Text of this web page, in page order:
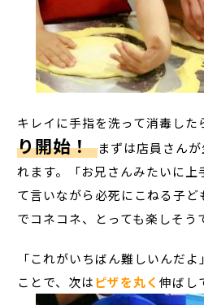
キレイに手指を洗って消毒した
り開始！ まずは店員さん
れます。「お兄さんみたいに上
て言いながら必死にこねる子
でコネコネ、とっても楽しそう
「これがいちばん難しいんだ
ことで、次はピザを丸く伸ばし